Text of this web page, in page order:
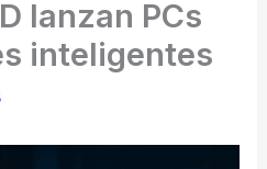
lanzan PCs
inteligentes